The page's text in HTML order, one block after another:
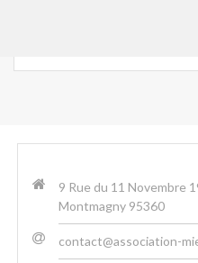
9 Rue du 11 Novembre
Montmagny 95360
contact@association-